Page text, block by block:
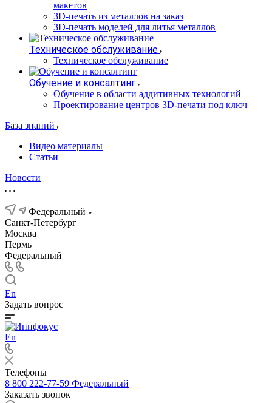
макетов
3D-печать из металлов на заказ
3D-печать моделей для литья металлов
Техническое обслуживание
Техническое обслуживание
Обучение и консалтинг
Обучение в области аддитивных технологий
Проектирование центров 3D-печати под ключ
База знаний
Видео материалы
Статьи
Новости
Федеральный
Санкт-Петербург
Москва
Пермь
Федеральный
En
Задать вопрос
En
Телефоны
8 800 222-77-59 Федеральный
Заказать звонок